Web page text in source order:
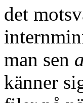
det
man sen
känner